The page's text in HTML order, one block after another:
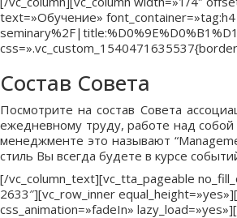
text=»Обучение»
Состав Совета
Посмотрите на состав Совета
ежедневному труду, работе над
менеджменте это называют
стиль Вы всегда будете в курсе
[/vc_column_text][vc_tta_pageable
2633″][vc_row_inner
css_animation=»fadeIn»